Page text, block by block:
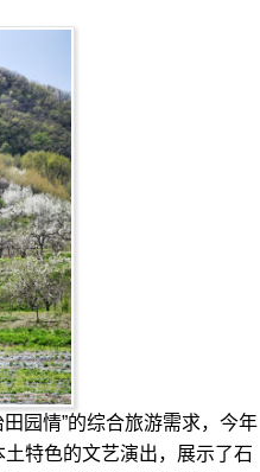
园情”的综合旅游需求，今年
特色的文艺演出，展示了石